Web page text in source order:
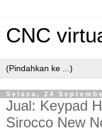
CNC
Selasa, 24
Jual: Keypad
Sirocco New